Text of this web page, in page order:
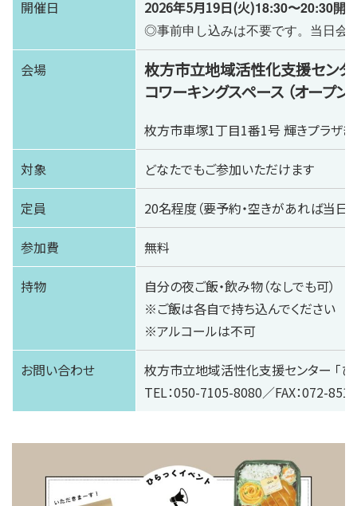
開催日 2026年5月19日(火)18:30〜20:30開
◎事前申し込みは不要です。当日会
会場
枚方市立地域活性化支援センター
コワーキングスペース （オープン
枚方市車塚1丁目1番1号 輝きプラザき
対象 どなたでもご参加いただけます
定員 20名程度（要予約・空きがあれば当日
参加費 無料
持物
自分の夜ご飯・飲み物（なしでも可）
※ご飯は各自で持ち込んでください
※アルコールは不可
お問い合わせ
枚方市立地域活性化支援センター 「
TEL：050-7105-8080／FAX：072-